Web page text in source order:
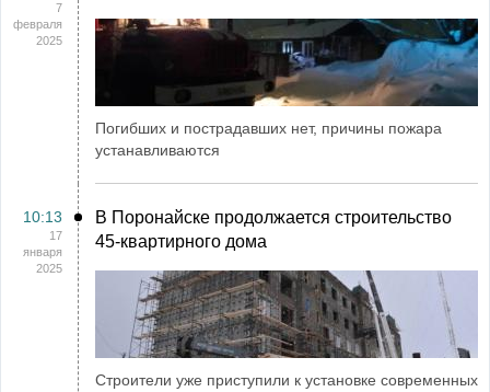
7
февраля
2025
Погибших и пострадавших нет, причины пожара
устанавливаются
10:13
17
января
2025
В Поронайске продолжается строительство
45-квартирного дома
Строители уже приступили к установке современных